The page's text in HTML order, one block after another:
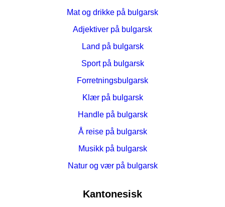
Mat og drikke på bulgarsk
Adjektiver på bulgarsk
Land på bulgarsk
Sport på bulgarsk
Forretningsbulgarsk
Klær på bulgarsk
Handle på bulgarsk
Å reise på bulgarsk
Musikk på bulgarsk
Natur og vær på bulgarsk
Kantonesisk